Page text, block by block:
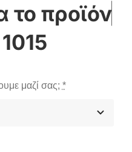
μαζί σας; *